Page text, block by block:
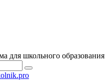
для школьного образования